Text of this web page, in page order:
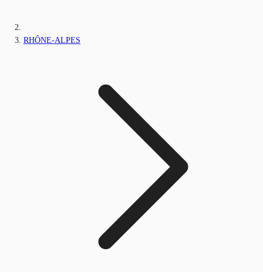
RHÔNE-ALPES